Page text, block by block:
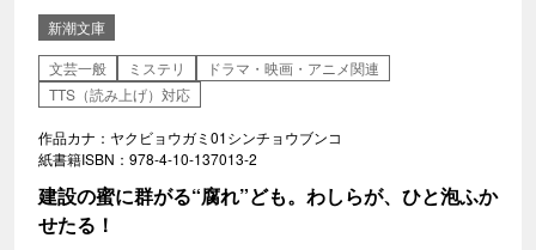
新潮文庫
文芸一般
ミステリ
ドラマ・映画・アニメ関連
TTS（読み上げ）対応
作品カナ：ヤクビョウガミ01シンチョウブンコ
紙書籍ISBN：978-4-10-137013-2
建設の蜜に群がる“腐れ”ども。わしらが、ひと泡ふか
せたる！